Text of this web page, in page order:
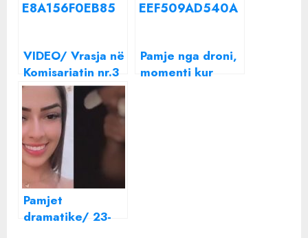
VIDEO/ Vrasja në
Komisariatin nr.3
në Tiranë,
publikohet
momenti kur
efektivi qëllon
kolegun
Pamje nga droni,
momenti kur
Pamjet
dramatike/ 23-